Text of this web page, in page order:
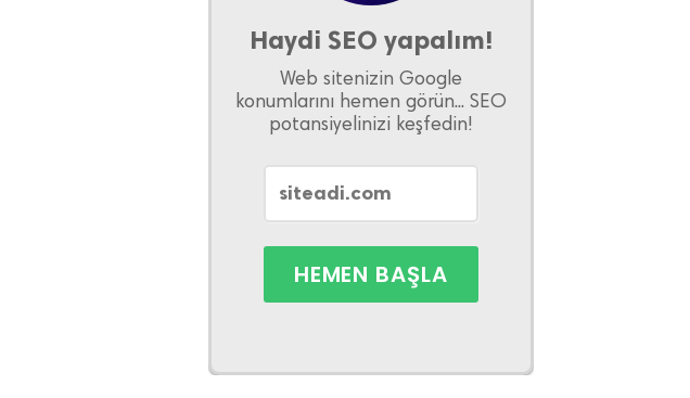
Haydi SEO yapalım!
Web sitenizin Google
konumlarını hemen görün... SEO
potansiyelinizi keşfedin!